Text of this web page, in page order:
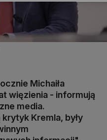
Michaiła
więzienia - informują
media.
Kremla, były